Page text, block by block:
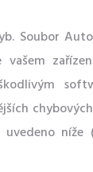
Soubor
vašem
níže